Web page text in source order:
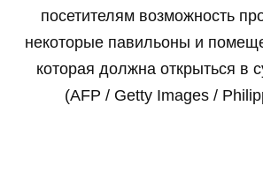
посетителям возможность
некоторые павильоны и
которая должна открыться в
(AFP / Getty Images /